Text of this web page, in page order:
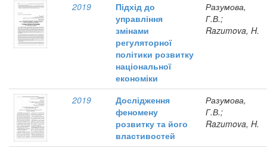
2019
Підхід до
управління
змінами
регуляторної
політики розвитку
національної
економіки
Разумова,
Г.В.;
Razumova, H.
2019
Дослідження
феномену
розвитку та його
властивостей
Разумова,
Г.В.;
Razumova, H.